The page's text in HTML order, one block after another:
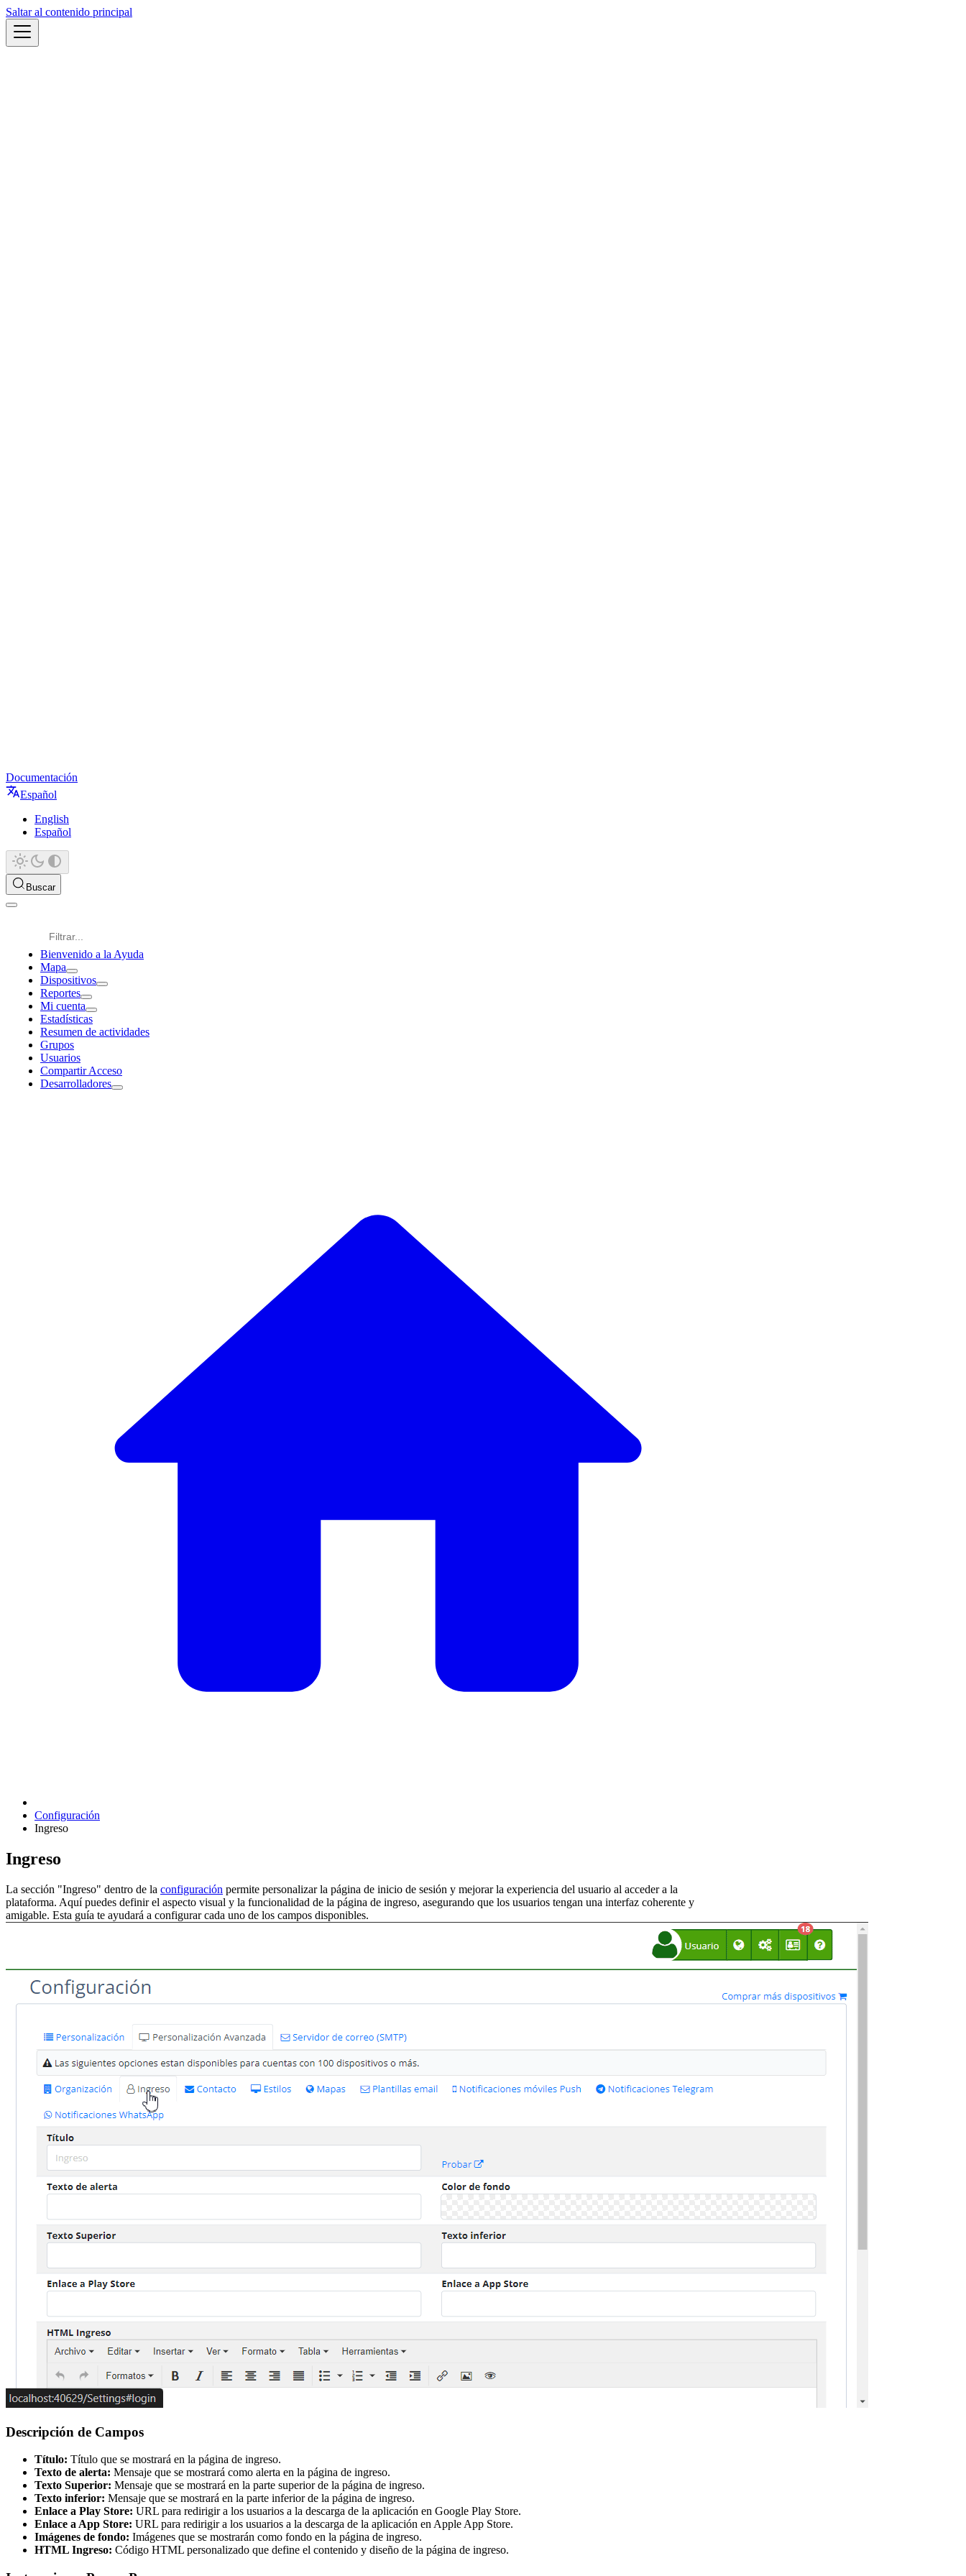
Saltar al contenido principal
Documentación
Español
English
Español
Buscar
Bienvenido a la Ayuda
Mapa
Dispositivos
Reportes
Mi cuenta
Estadísticas
Resumen de actividades
Grupos
Usuarios
Compartir Acceso
Desarrolladores
Configuración
Ingreso
Ingreso
La sección "Ingreso" dentro de la configuración permite personalizar la página de inicio de sesión y mejorar la experiencia del usuario al acceder a la
plataforma. Aquí puedes definir el aspecto visual y la funcionalidad de la página de ingreso, asegurando que los usuarios tengan una interfaz coherente y
amigable. Esta guía te ayudará a configurar cada uno de los campos disponibles.
Descripción de Campos
Título: Título que se mostrará en la página de ingreso.
Texto de alerta: Mensaje que se mostrará como alerta en la página de ingreso.
Texto Superior: Mensaje que se mostrará en la parte superior de la página de ingreso.
Texto inferior: Mensaje que se mostrará en la parte inferior de la página de ingreso.
Enlace a Play Store: URL para redirigir a los usuarios a la descarga de la aplicación en Google Play Store.
Enlace a App Store: URL para redirigir a los usuarios a la descarga de la aplicación en Apple App Store.
Imágenes de fondo: Imágenes que se mostrarán como fondo en la página de ingreso.
HTML Ingreso: Código HTML personalizado que define el contenido y diseño de la página de ingreso.